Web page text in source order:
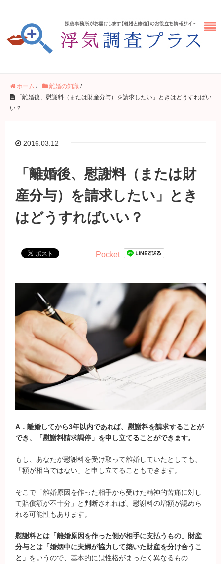
ホーム / 離婚の知識 /
「離婚後、慰謝料（または財産分与）を請求したい」ときはどうすればい
い？
2016.03.12
「離婚後、慰謝料（または財
産分与）を請求したい」とき
はどうすればいい？
Pocket
A ． 離婚してから3年以内であれば、慰謝料を請求することが
でき、「慰謝料請求調停」を申し立てることができます。
もし、あなたが慰謝料を受け取って離婚していたとしても、
「額が相当ではない」と申し立てることもできます。
そこで「離婚原因を作った相手から受けた精神的苦痛に対し
て賠償額が不十分」と判断されれば、慰謝料の増額が認めら
れる可能性もあります。
慰謝料とは「離婚原因を作った側が相手に支払うもの」 財産
分与とは「婚姻中に夫婦が協力して築いた財産を分け合うこ
と」 をいうので、基本的には性格がまったく異なるもの……